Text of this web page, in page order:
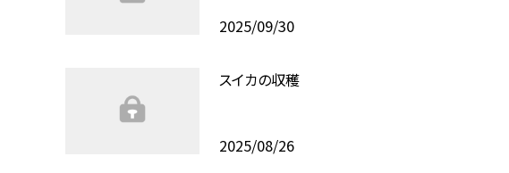
2025/09/30
スイカの収穫
2025/08/26